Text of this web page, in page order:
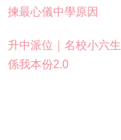
揀最心儀中學原因
升中派位｜名校小六
係我本份2.0